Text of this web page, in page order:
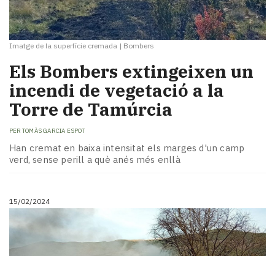
Imatge de la superfície cremada | Bombers
Els Bombers extingeixen un
incendi de vegetació a la
Torre de Tamúrcia
PER TOMÀS GARCIA ESPOT
Han cremat en baixa intensitat els marges d'un camp
verd, sense perill a què anés més enllà
15/02/2024